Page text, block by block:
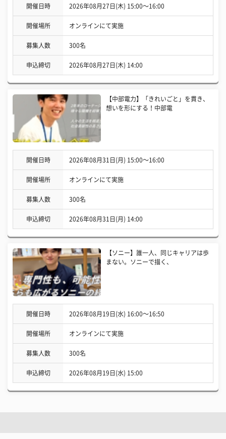
開催日時 2026年08月27日(木) 15:00〜16:00
開催場所 オンラインにて実施
募集人数 300名
申込締切 2026年08月27日(木) 14:00
【中部電力】「きれいごと」を貫き、
想いを形にする！中部電
開催日時 2026年08月31日(月) 15:00〜16:00
開催場所 オンラインにて実施
募集人数 300名
申込締切 2026年08月31日(月) 14:00
【ソニー】誰一人、同じキャリアは歩
まない。ソニーで描く、
開催日時 2026年08月19日(水) 16:00〜16:50
開催場所 オンラインにて実施
募集人数 300名
申込締切 2026年08月19日(水) 15:00